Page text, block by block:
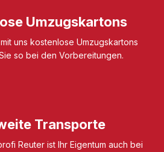
Umzugskartons
uns kostenlose Umzugskartons
so bei den Vorbereitungen.
Transporte
Reuter ist Ihr Eigentum auch bei